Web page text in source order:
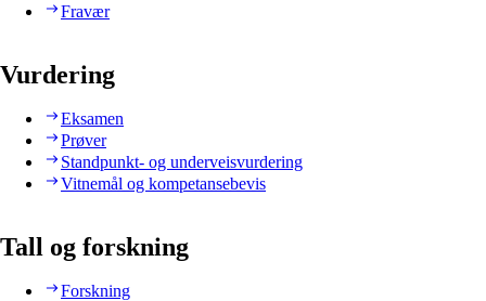
Fravær
Vurdering
Eksamen
Prøver
Standpunkt- og underveisvurdering
Vitnemål og kompetansebevis
Tall og forskning
Forskning